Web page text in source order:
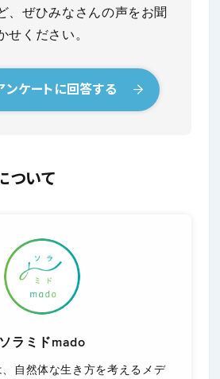
、ぜひみなさんの声をお聞
せください。
ンケートに回答する
ついて
ソラミドmado
、自然体な生き方を考えるメデ